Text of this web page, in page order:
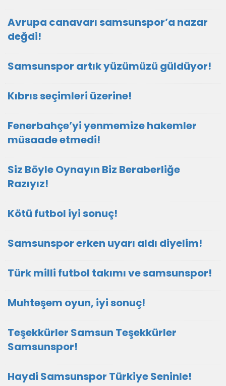
Avrupa canavarı samsunspor’a nazar
değdi!
Samsunspor artık yüzümüzü güldüyor!
Kıbrıs seçimleri üzerine!
Fenerbahçe’yi yenmemize hakemler
müsaade etmedi!
Siz Böyle Oynayın Biz Beraberliğe
Razıyız!
Kötü futbol iyi sonuç!
Samsunspor erken uyarı aldı diyelim!
Türk milli futbol takımı ve samsunspor!
Muhteşem oyun, iyi sonuç!
Teşekkürler Samsun Teşekkürler
Samsunspor!
Haydi Samsunspor Türkiye Seninle!